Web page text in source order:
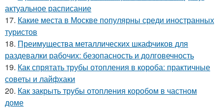
актуальное расписание
17. Какие места в Москве популярны среди иностранных
туристов
18. Преимущества металлических шкафчиков для
раздевалки рабочих: безопасность и долговечность
19. Как спрятать трубы отопления в короба: практичные
советы и лайфхаки
20. Как закрыть трубы отопления коробом в частном
доме